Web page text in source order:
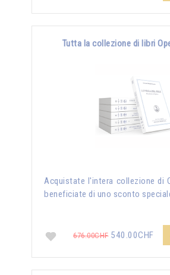
Tutta la collezione di libri
Acquistate l'intera collezione di
beneficiate di uno sconto
676.00CHF540.00CHF